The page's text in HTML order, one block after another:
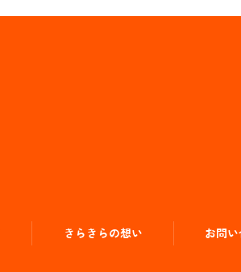
きらきらの想い お問